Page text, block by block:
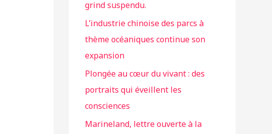
grind suspendu.
L’industrie chinoise des parcs à
thème océaniques continue son
expansion
Plongée au cœur du vivant : des
portraits qui éveillent les
consciences
Marineland, lettre ouverte à la